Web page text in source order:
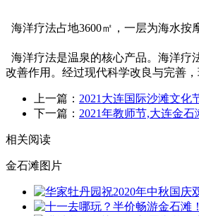
海洋疗法占地3600㎡，一层为海水按
海洋疗法是温泉的核心产品。海洋疗
改善作用。经过现代科学改良与完善
上一篇： 2021大连国际沙滩文化
下一篇： 2021年教师节,大连金
相关阅读
金石滩图片